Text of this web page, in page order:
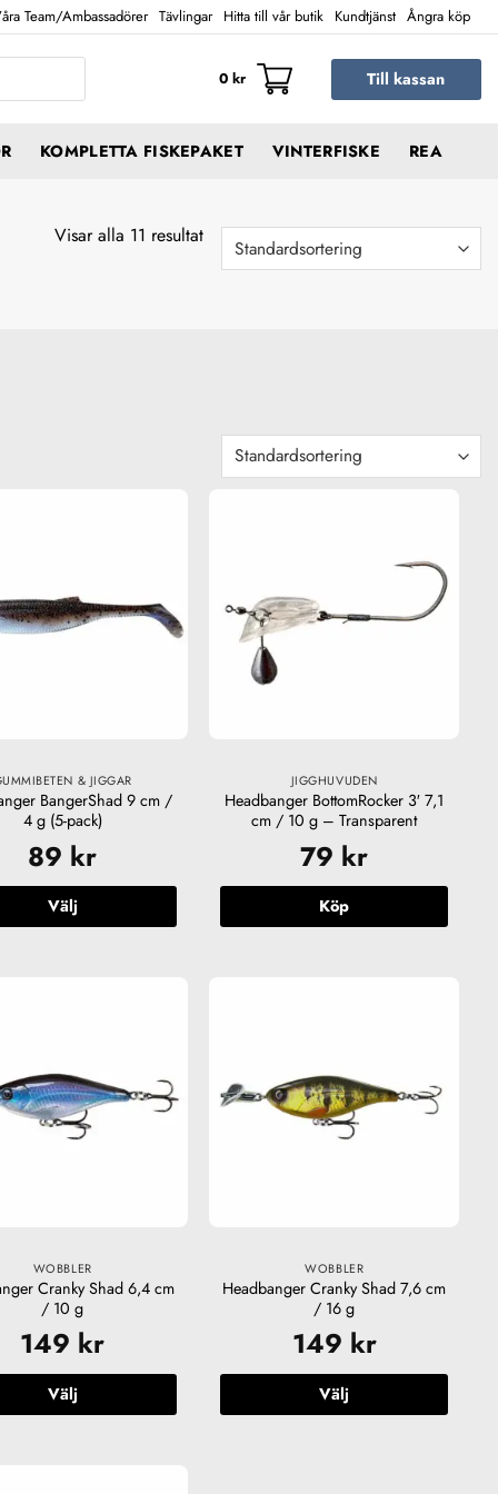
Team/Ambassadörer Tävlingar Hitta till vår butik Kundtjänst Ångra köp
0 kr Till kassan
KOMPLETTA FISKEPAKET VINTERFISKE REA
Visar alla 11 resultat
& JIGGAR
BangerShad 9 cm /
4 g (5-pack)
89 kr
Välj
De
olika
alternativen
JIGGHUVUDEN
Headbanger BottomRocker 3′ 7,1
cm / 10 g – Transparent
79 kr
Köp
WOBBLER
Cranky Shad 6,4 cm
/ 10 g
149 kr
Välj
WOBBLER
Headbanger Cranky Shad 7,6 cm
/ 16 g
149 kr
Välj